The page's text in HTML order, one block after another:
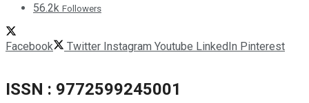
56.2k Followers
Facebook Twitter Instagram Youtube LinkedIn Pinterest
ISSN : 9772599245001